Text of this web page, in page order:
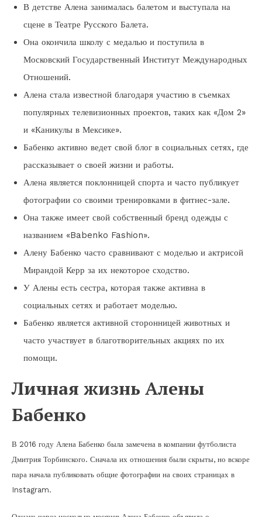
В детстве Алена занималась балетом и выступала на
сцене в Театре Русского Балета.
Она окончила школу с медалью и поступила в
Московский Государственный Институт Международных
Отношений.
Алена стала известной благодаря участию в съемках
популярных телевизионных проектов, таких как «Дом 2»
и «Каникулы в Мексике».
Бабенко активно ведет свой блог в социальных сетях, где
рассказывает о своей жизни и работы.
Алена является поклонницей спорта и часто публикует
фотографии со своими тренировками в фитнес-зале.
Она также имеет свой собственный бренд одежды с
названием «Babenko Fashion».
Алену Бабенко часто сравнивают с моделью и актрисой
Мирандой Керр за их некоторое сходство.
У Алены есть сестра, которая также активна в
социальных сетях и работает моделью.
Бабенко является активной сторонницей животных и
часто участвует в благотворительных акциях по их
помощи.
Личная жизнь Алены
Бабенко
В 2016 году Алена Бабенко была замечена в компании футболиста
Дмитрия Торбинского. Сначала их отношения были скрыты, но вскоре
пара начала публиковать общие фотографии на своих страницах в
Instagram.